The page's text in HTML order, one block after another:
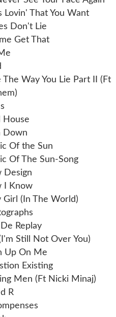
Lovin' That You Want
Don't Lie
Get That
The Way You Lie Part II (Ft
House
Down
Of the Sun
Of The Sun-Song
Design
I Know
Girl (In The World)
Replay
(I'm Still Not Over You)
Up On Me
Existing
Men (Ft Nicki Minaj)
R